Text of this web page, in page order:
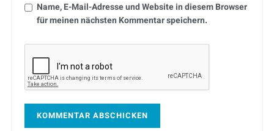
Name, E-Mail-Adresse und Website in diesem Browser
für meinen nächsten Kommentar speichern.